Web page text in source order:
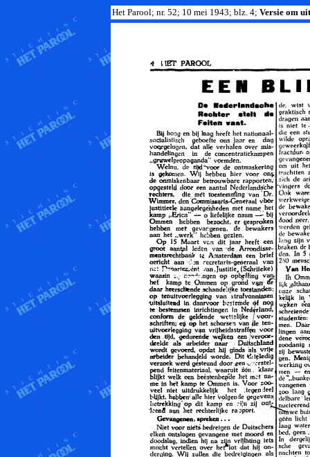
Het Parool; nr. 52; 10 mei 1943; blz. 4; Versie om